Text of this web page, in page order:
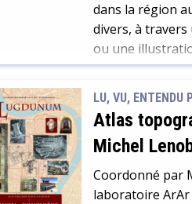
dans la région
divers, à travers
ou une
LU, VU, ENTENDU
Atlas
Michel
Coordonné par
laboratoire ArAr